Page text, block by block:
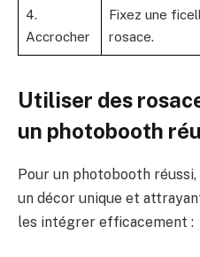
4.
Accrocher
Fixez une
rosace.
Utiliser des
un photobooth
Pour un photobooth réussi,
un décor unique et
les intégrer efficacement :